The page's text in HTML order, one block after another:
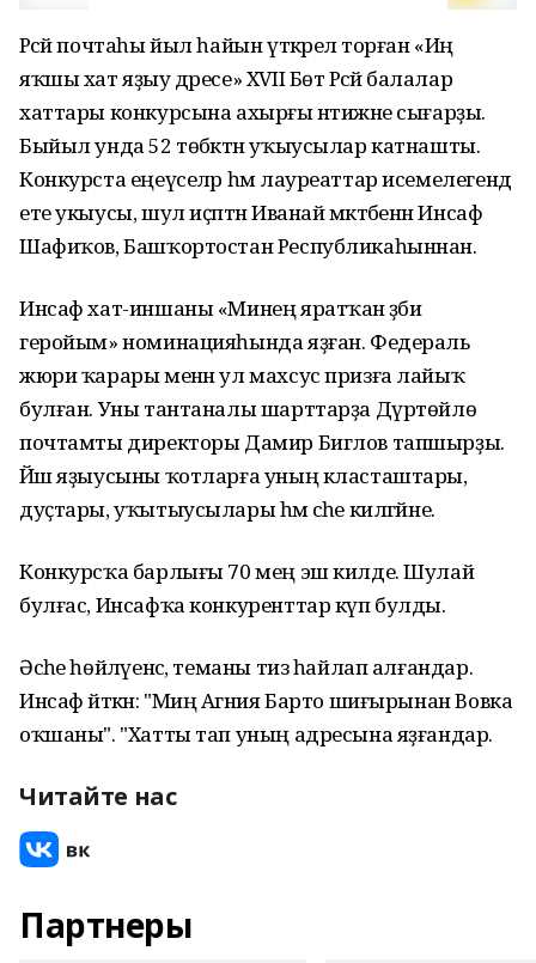
Рәсәй почтаһы йыл һайын үткәрелә торған «Иң
яҡшы хат яҙыу дәресе» XVII Бөтә Рәсәй балалар
хаттары конкурсына ахырғы нәтижәне сығарҙы.
Быйыл унда 52 төбәктән уҡыусылар катнашты.
Конкурста еңеүселәр һәм лауреаттар исемелегендә
ете укыусы, шул иҫәптән Иванай мәктәбенән Инсаф
Шафиҡов, Башҡортостан Республикаһыннан.
Инсаф хат-иншаны «Минең яратҡан әҙәби
геройым» номинацияһында яҙған. Федераль
жюри ҡарары менән ул махсус призға лайыҡ
булған. Уны тантаналы шарттарҙа Дүртөйлө
почтамты директоры Дамир Биглов тапшырҙы.
Йәш яҙыусыны ҡотларға уның класташтары,
дуҫтары, уҡытыусылары һәм әсәһе килгәйне.
Конкурсҡа барлығы 70 мең эш килде. Шулай
булғас, Инсафҡа конкуренттар күп булды.
Әсәһе һөйләүенсә, теманы тиз һайлап алғандар.
Инсаф әйткән: "Миңә Агния Барто шиғырынан Вовка
оҡшаны". "Хатты тап уның адресына яҙғандар.
Читайте нас
Партнеры